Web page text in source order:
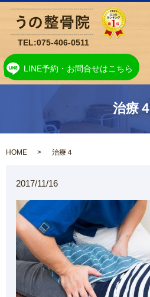
LINE予約・お問合せはこちら
TEL:075-406-0511
治療４
HOME 治療４
2017/11/16